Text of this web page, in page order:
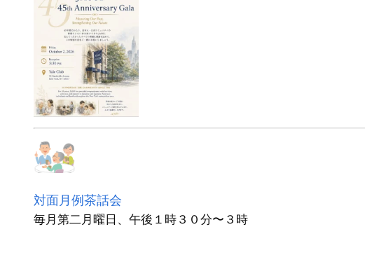
対面月例茶話会
毎月第二月曜日、午後１時３０分〜３時